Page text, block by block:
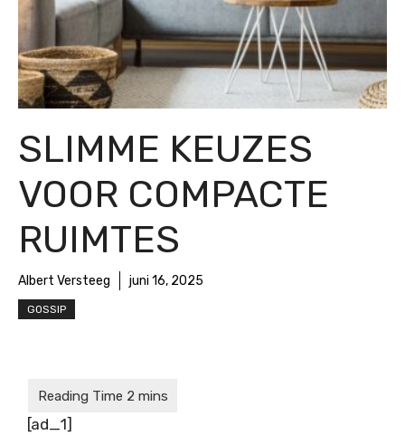
SLIMME KEUZES
VOOR COMPACTE
RUIMTES
Albert Versteeg juni 16, 2025
GOSSIP
[ad_1]